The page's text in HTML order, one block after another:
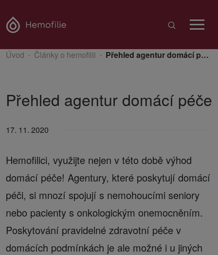
Úvod Články o hemofilii Přehled agentur domácí péče
Přehled agentur domácí péče
17. 11. 2020
Hemofilici, využijte nejen v této době výhod
domácí péče! Agentury, které poskytují domácí
péči, si mnozí spojují s nemohoucími seniory
nebo pacienty s onkologickým onemocněním.
Poskytování pravidelné zdravotní péče v
domácích podmínkách je ale možné i u jiných